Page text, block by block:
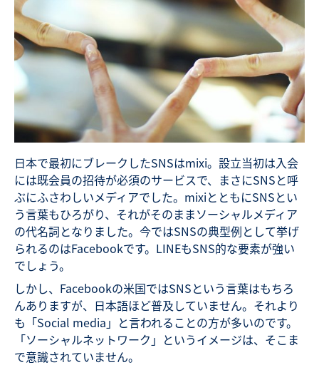
日本で最初にブレークしたSNSはmixi。設立当初は入会
には既会員の招待が必須のサービスで、まさにSNSと呼
ぶにふさわしいメディアでした。mixiとともにSNSとい
う言葉もひろがり、それがそのままソーシャルメディア
の代名詞となりました。今ではSNSの典型例として挙げ
られるのはFacebookです。LINEもSNS的な要素が強い
でしょう。
しかし、Facebookの米国ではSNSという言葉はもちろ
んありますが、日本語ほど普及していません。それより
も「Social media」と言われることの方が多いのです。
「ソーシャルネットワーク」というイメージは、そこま
で意識されていません。